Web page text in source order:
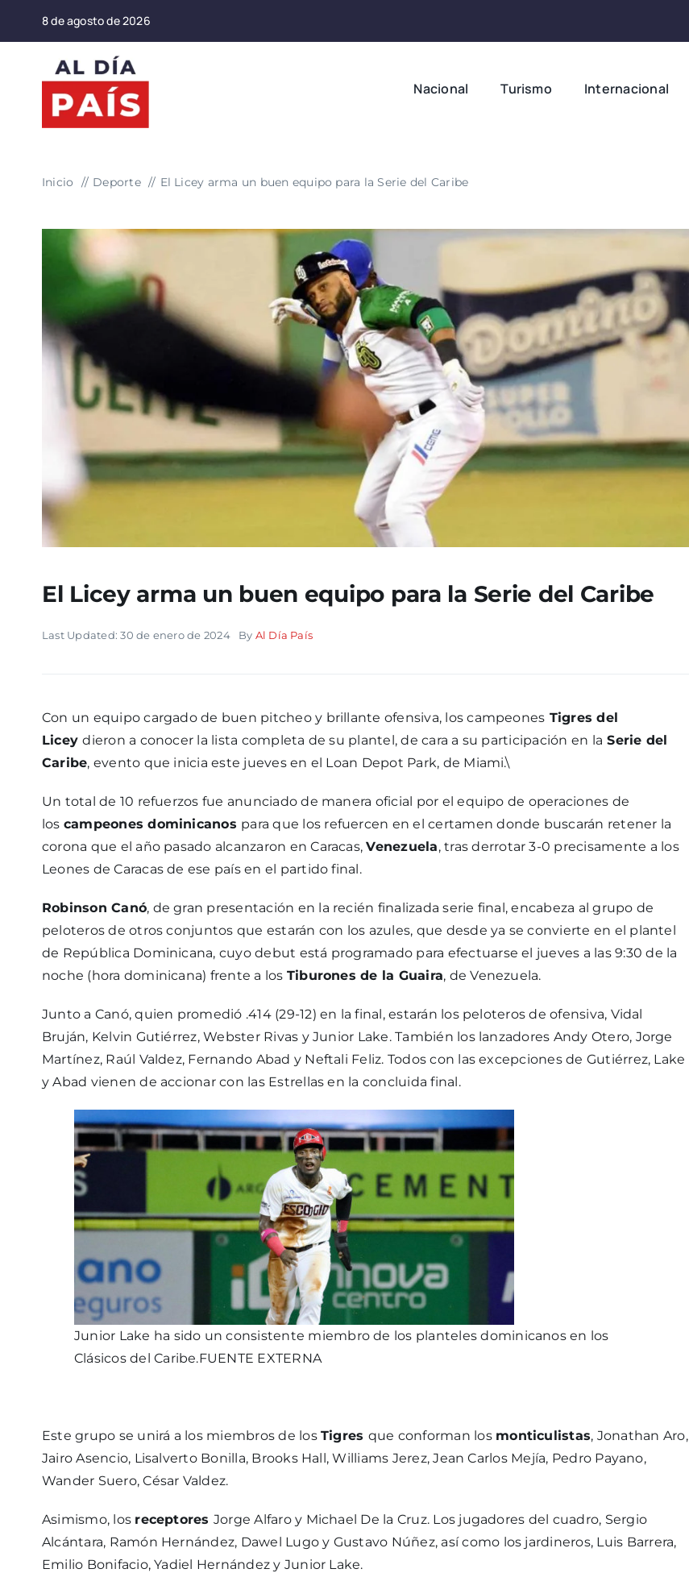
8 de agosto de 2026
Nacional Turismo Internacional
Inicio Deporte El Licey arma un buen equipo para la Serie del Caribe
El Licey arma un buen equipo para la Serie del Caribe
Last Updated: 30 de enero de 2024 By Al Día País
Con un equipo cargado de buen pitcheo y brillante ofensiva, los campeones Tigres del
Liceydieron a conocer la lista completa de su plantel, de cara a su participación en la Serie del
Caribe, evento que inicia este jueves en el Loan Depot Park, de Miami.\
Un total de 10 refuerzos fue anunciado de manera oficial por el equipo de operaciones de
los campeones dominicanos para que los refuercen en el certamen donde buscarán retener la
corona que el año pasado alcanzaron en Caracas,Venezuela, tras derrotar 3-0 precisamente a los
Leones de Caracas de ese país en el partido final.
Robinson Canó, de gran presentación en la recién finalizada serie final, encabeza al grupo de
peloteros de otros conjuntos que estarán con los azules, que desde ya se convierte en el plantel
de República Dominicana, cuyo debut está programado para efectuarse el jueves a las 9:30 de la
noche (hora dominicana) frente a los Tiburones de la Guaira, de Venezuela.
Junto a Canó, quien promedió .414 (29-12) en la final, estarán los peloteros de ofensiva, Vidal
Bruján, Kelvin Gutiérrez, Webster Rivas y Junior Lake. También los lanzadores Andy Otero, Jorge
Martínez, Raúl Valdez, Fernando Abad y Neftali Feliz. Todos con las excepciones de Gutiérrez, Lake
y Abad vienen de accionar con las Estrellas en la concluida final.
Junior Lake ha sido un consistente miembro de los planteles dominicanos en los
Clásicos del Caribe.FUENTE EXTERNA
Este grupo se unirá a los miembros de losTigres que conforman los monticulistas, Jonathan Aro,
Jairo Asencio, Lisalverto Bonilla, Brooks Hall, Williams Jerez, Jean Carlos Mejía, Pedro Payano,
Wander Suero, César Valdez.
Asimismo, los receptores Jorge Alfaro y Michael De la Cruz. Los jugadores del cuadro, Sergio
Alcántara, Ramón Hernández, Dawel Lugo y Gustavo Núñez, así como los jardineros, Luis Barrera,
Emilio Bonifacio, Yadiel Hernández y Junior Lake.